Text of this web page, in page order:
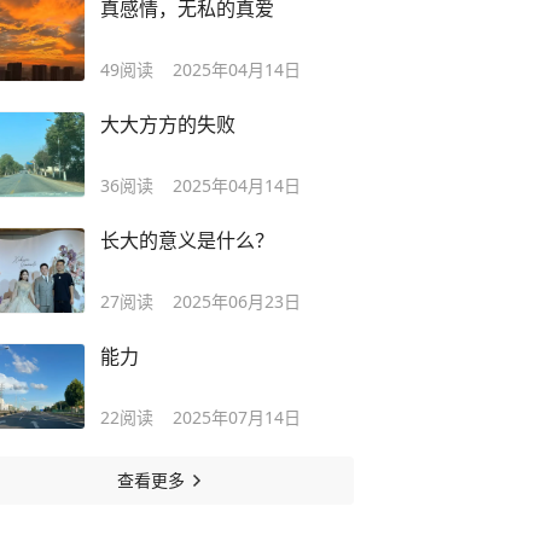
真感情，无私的真爱
49阅读 2025年04月14日
大大方方的失败
36阅读 2025年04月14日
长大的意义是什么？
27阅读 2025年06月23日
能力
22阅读 2025年07月14日
查看更多